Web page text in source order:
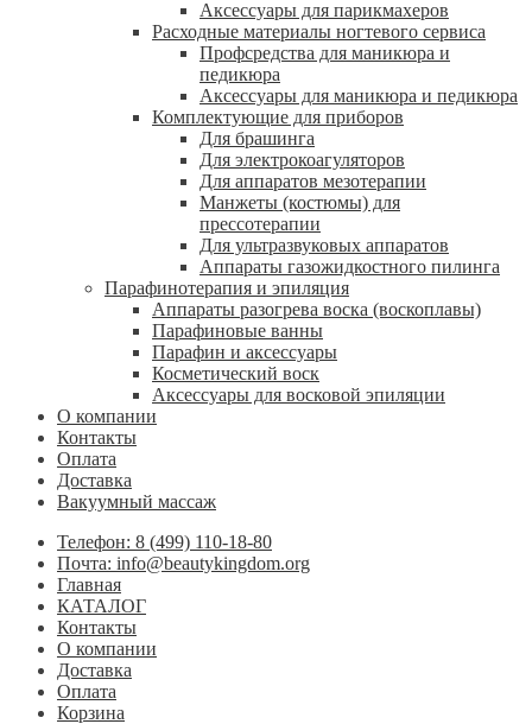
Аксессуары для парикмахеров
Расходные материалы ногтевого сервиса
Профсредства для маникюра и
педикюра
Аксессуары для маникюра и педикюра
Комплектующие для приборов
Для брашинга
Для электрокоагуляторов
Для аппаратов мезотерапии
Манжеты (костюмы) для
прессотерапии
Для ультразвуковых аппаратов
Аппараты газожидкостного пилинга
Парафинотерапия и эпиляция
Аппараты разогрева воска (воскоплавы)
Парафиновые ванны
Парафин и аксессуары
Косметический воск
Аксессуары для восковой эпиляции
О компании
Контакты
Оплата
Доставка
Вакуумный массаж
Телефон: 8 (499) 110-18-80
Почта: info@beautykingdom.org
Главная
КАТАЛОГ
Контакты
О компании
Доставка
Оплата
Корзина